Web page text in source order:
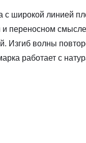
с широкой линией
переносном
Изгиб волны
работает с